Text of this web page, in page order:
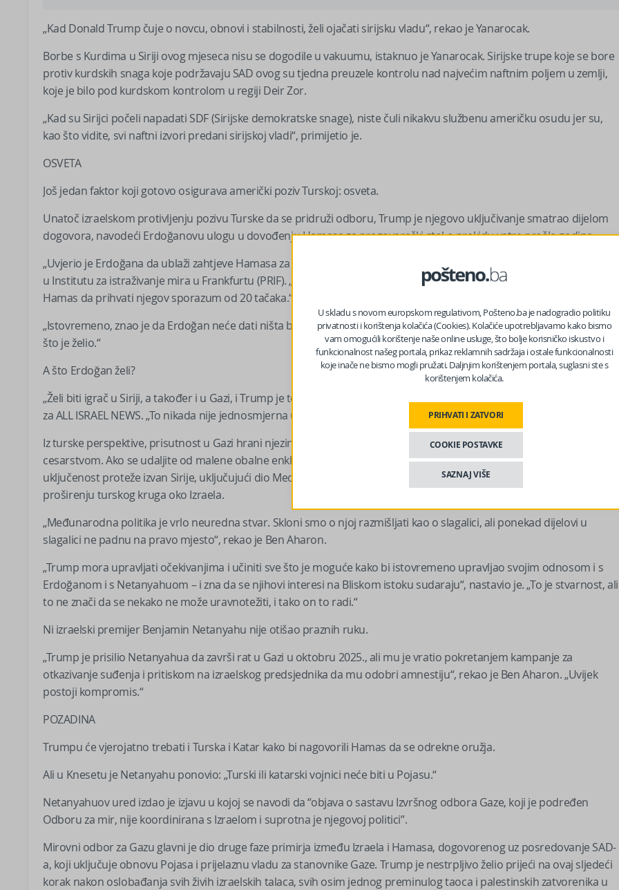
„Kad Donald Trump čuje o novcu, obnovi i stabilnosti, želi ojačati sirijsku vladu“, rekao je Yanarocak.
Borbe s Kurdima u Siriji ovog mjeseca nisu se dogodile u vakuumu, istaknuo je Yanarocak. Sirijske trupe koje se bore
protiv kurdskih snaga koje podržavaju SAD ovog su tjedna preuzele kontrolu nad najvećim naftnim poljem u zemlji,
koje je bilo pod kurdskom kontrolom u regiji Deir Zor.
„Kad su Sirijci počeli napadati SDF (Sirijske demokratske snage), niste čuli nikakvu službenu američku osudu jer su,
kao što vidite, svi naftni izvori predani sirijskoj vladi“, primijetio je.
OSVETA
Još jedan faktor koji gotovo osigurava američki poziv Turskoj: osveta.
Unatoč izraelskom protivljenju pozivu Turske da se pridruži odboru, Trump je njegovo uključivanje smatrao dijelom
dogovora, navodeći Erdoğanovu ulogu u dovođenju Hamasa za pregovarački stol o prekidu vatre prošle godine.
„Uvjerio je Erdoğana da ublaži zahtjeve Hamasa za završetak rata u oktobru“, rekao je Eldad Ben Aharon, viši
u Institutu za istraživanje mira u Frankfurtu (PRIF). „Tada je stvarno izvršio pritisak na Erdoğana kako bi pritisnuo
Hamas da prihvati njegov sporazum od 20 tačaka.“
„Istovremeno, znao je da Erdoğan neće dati ništa besplatno. Sada je vrijeme za osvetu i on mora dati Erdoğanu ono
što je želio.“
A što Erdoğan želi?
„Želi biti igrač u Siriji, a također i u Gazi, i Trump je to znao – ovo je dogovor o kojem uvijek priča“, rekao je Ben Aharon
za ALL ISRAEL NEWS. „To nikada nije jednosmjerna ulica.“
Iz turske perspektive, prisutnost u Gazi hrani njezinu vanjsku politiku teritorijalne ekspanzije inspiriranu Osmanskim
cesarstvom. Ako se udaljite od malene obalne enklave od 2 milijuna stanovnika na širu regiju, vidjet ćete da se turska
uključenost proteže izvan Sirije, uključujući dio Mediterana, Kavkaza, pa čak i Afrike. Prisutnost u Gazi poslužila bi
proširenju turskog kruga oko Izraela.
„Međunarodna politika je vrlo neuredna stvar. Skloni smo o njoj razmišljati kao o slagalici, ali ponekad dijelovi u
slagalici ne padnu na pravo mjesto“, rekao je Ben Aharon.
„Trump mora upravljati očekivanjima i učiniti sve što je moguće kako bi istovremeno upravljao svojim odnosom i s
Erdoğanom i s Netanyahuom – i zna da se njihovi interesi na Bliskom istoku sudaraju“, nastavio je. „To je stvarnost, ali
to ne znači da se nekako ne može uravnotežiti, i tako on to radi.“
Ni izraelski premijer Benjamin Netanyahu nije otišao praznih ruku.
„Trump je prisilio Netanyahua da završi rat u Gazi u oktobru 2025., ali mu je vratio pokretanjem kampanje za
otkazivanje suđenja i pritiskom na izraelskog predsjednika da mu odobri amnestiju“, rekao je Ben Aharon. „Uvijek
postoji kompromis.“
POZADINA
Trumpu će vjerojatno trebati i Turska i Katar kako bi nagovorili Hamas da se odrekne oružja.
Ali u Knesetu je Netanyahu ponovio: „Turski ili katarski vojnici neće biti u Pojasu.“
Netanyahuov ured izdao je izjavu u kojoj se navodi da “objava o sastavu Izvršnog odbora Gaze, koji je podređen
Odboru za mir, nije koordinirana s Izraelom i suprotna je njegovoj politici”.
Mirovni odbor za Gazu glavni je dio druge faze primirja između Izraela i Hamasa, dogovorenog uz posredovanje SAD-
a, koji uključuje obnovu Pojasa i prijelaznu vladu za stanovnike Gaze. Trump je nestrpljivo želio prijeći na ovaj sljedeći
korak nakon oslobađanja svih živih izraelskih talaca, svih osim jednog preminulog taoca i palestinskih zatvorenika u
U skladu s novom europskom regulativom, Pošteno.ba je nadogradio politiku
privatnosti i korištenja kolačića (Cookies). Kolačiće upotrebljavamo kako bismo
vam omogućili korištenje naše online usluge, što bolje korisničko iskustvo i
funkcionalnost našeg portala, prikaz reklamnih sadržaja i ostale funkcionalnosti
koje inače ne bismo mogli pružati. Daljnjim korištenjem portala, suglasni ste s
korištenjem kolačića.
PRIHVATI I ZATVORI
COOKIE POSTAVKE
SAZNAJ VIŠE